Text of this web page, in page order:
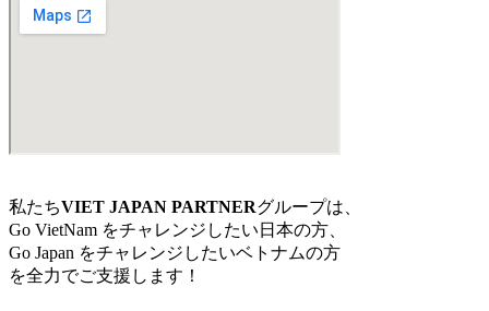
私たちVIET JAPAN PARTNERグループは、
Go VietNam をチャレンジしたい日本の方、
Go Japan をチャレンジしたいベトナムの方
を全力でご支援します！